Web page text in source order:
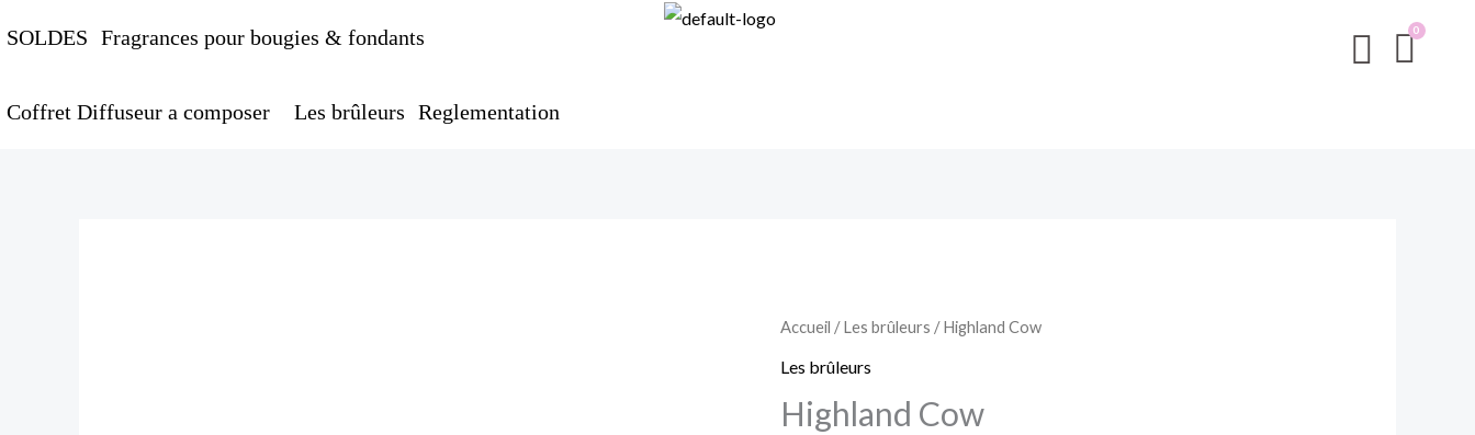
auSOLDES Fragrances pour bougies & fondants
Coffret Diffuseur a composer Les brûleurs Reglementation
Accueil /Les brûleurs / Highland Cow
Les brûleurs
Highland Cow
quantité
de
Cow